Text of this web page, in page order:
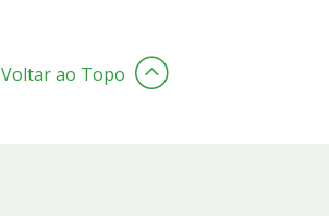
Voltar ao Topo